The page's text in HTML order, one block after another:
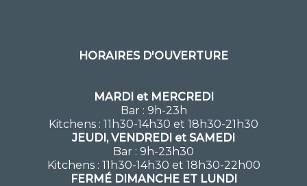
HORAIRES D'OUVERTURE
MARDI et MERCREDI
Bar : 9h-23h
Kitchens : 11h30-14h30 et 18h30-21h30
JEUDI, VENDREDI et SAMEDI
Bar : 9h-23h30
Kitchens : 11h30-14h30 et 18h30-22h00
FERMÉ DIMANCHE ET LUNDI